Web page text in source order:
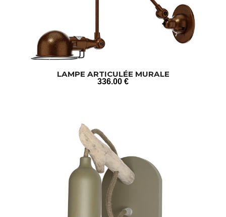
LAMPE ARTICULÉE MURALE
336.00 €